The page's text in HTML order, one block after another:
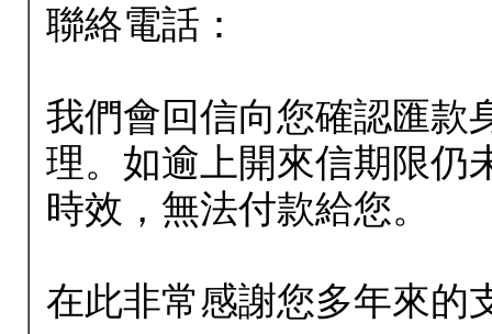
聯絡電話：
我們會回信向您確認匯款
理。如逾上開來信期限仍
時效，無法付款給您。
在此非常感謝您多年來的